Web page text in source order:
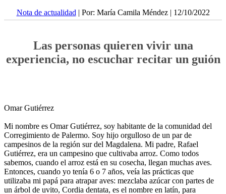
Nota de actualidad | Por: María Camila Méndez | 12/10/2022
Las personas quieren vivir una
experiencia, no escuchar recitar un guión
Omar Gutiérrez
Mi nombre es Omar Gutiérrez, soy habitante de la comunidad del
Corregimiento de Palermo. Soy hijo orgulloso de un par de
campesinos de la región sur del Magdalena. Mi padre, Rafael
Gutiérrez, era un campesino que cultivaba arroz. Como todos
sabemos, cuando el arroz está en su cosecha, llegan muchas aves.
Entonces, cuando yo tenía 6 o 7 años, veía las prácticas que
utilizaba mi papá para atrapar aves: mezclaba azúcar con partes de
un árbol de uvito, Cordia dentata, es el nombre en latín, para